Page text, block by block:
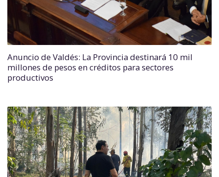
Anuncio de Valdés: La Provincia destinará 10 mil
millones de pesos en créditos para sectores
productivos